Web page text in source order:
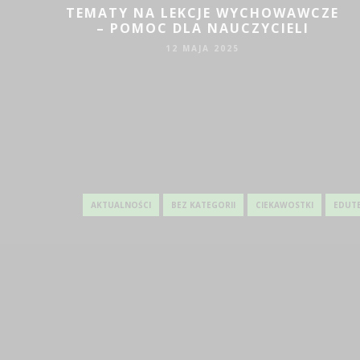
TEMATY NA LEKCJE WYCHOWAWCZE
– POMOC DLA NAUCZYCIELI
12 MAJA 2025
AKTUALNOŚCI BEZ KATEGORII CIEKAWOSTKI